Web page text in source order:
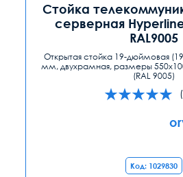
Стойка
серверная
RAL9005
Открытая стойка 19-дюймовая
мм, двухрамная, размеры
(RAL 9005)
Код: 1029830